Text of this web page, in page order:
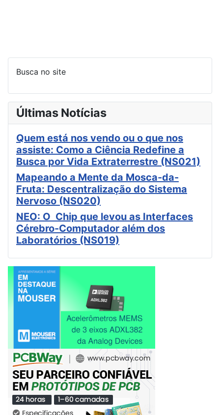
Busca no site
Últimas Notícias
Quem está nos vendo ou o que nos
assiste: Como a Ciência Redefine a
Busca por Vida Extraterrestre (NS021)
Mapeando a Mente da Mosca-da-
Fruta: Descentralização do Sistema
Nervoso (NS020)
NEO: O Chip que levou as Interfaces
Cérebro-Computador além dos
Laboratórios (NS019)